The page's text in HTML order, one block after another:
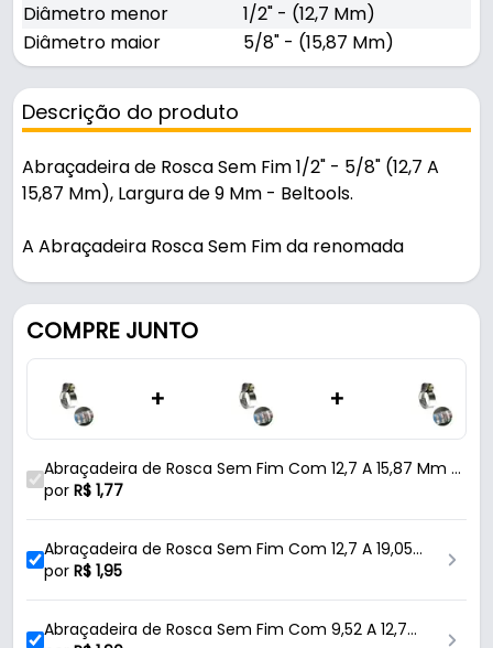
Diâmetro menor
1/2" - (12,7 Mm)
Diâmetro maior
5/8" - (15,87 Mm)
Descrição do produto
Abraçadeira de Rosca Sem Fim 1/2" - 5/8" (12,7 A
15,87 Mm), Largura de 9 Mm - Beltools.
A Abraçadeira Rosca Sem Fim da renomada
ideal para diversas aplicações. Feita em aço
carbonizado e com acabamento zincado de alta
qualidade, ela oferece resistência à oxidação,
garantindo durabilidade e desempenho
consistentes ao longo do tempo. Com um sistema
de aperto por rosca sem fim, essa abraçadeira
proporciona um ajuste preciso e seguro, garantindo
uma vedação eficiente. Sua largura de 9 mm
diâmetros variados. Essa abraçadeira proporciona
uma regulagem de no mínimo 12,7 mm (1/2") até o
capacidade de fixação para mangueiras, cabos e
COMPRE JUNTO
+ +
Abraçadeira de Rosca Sem Fim Com 12,7 A 15,87 Mm E
Largura de 9 Mm Para Mangueira Beltools
por R$ 1,77
Abraçadeira de Rosca Sem Fim Com 12,7 A 19,05
Mm E Largura de 9 Mm Para Mangueira Beltools
por R$ 1,95
Abraçadeira de Rosca Sem Fim Com 9,52 A 12,7